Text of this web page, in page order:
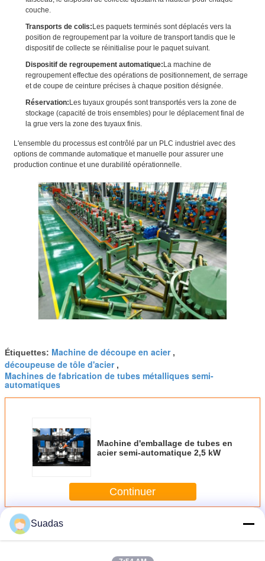
couche.
Transports de colis:Les paquets terminés sont déplacés vers la
position de regroupement par la voiture de transport tandis que le
dispositif de collecte se réinitialise pour le paquet suivant.
Dispositif de regroupement automatique:La machine de
regroupement effectue des opérations de positionnement, de serrage
et de coupe de ceinture précises à chaque position désignée.
Réservation:Les tuyaux groupés sont transportés vers la zone de
stockage (capacité de trois ensembles) pour le déplacement final de
la grue vers la zone des tuyaux finis.
L'ensemble du processus est contrôlé par un PLC industriel avec des
options de commande automatique et manuelle pour assurer une
production continue et une durabilité opérationnelle.
Étiquettes: Machine de découpe en acier,
découpeuse de tôle d'acier,
Machines de fabrication de tubes métalliques semi-
automatiques
Machine d'emballage de tubes en
acier semi-automatique 2,5 kW
Continuer
Plus Machine de fabrication de tubes en acier
Suadas